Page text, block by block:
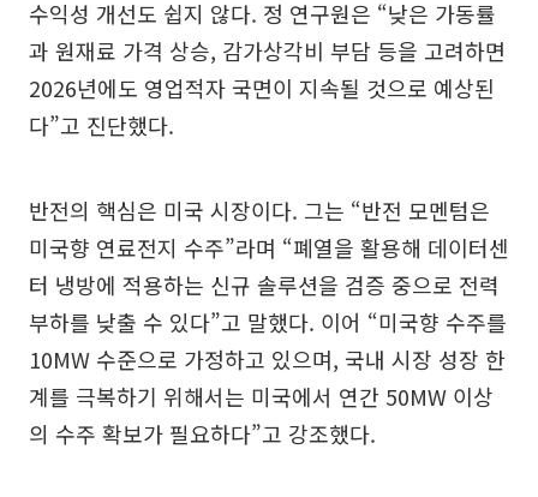
수익성 개선도 쉽지 않다. 정 연구원은 “낮은 가동률
과 원재료 가격 상승, 감가상각비 부담 등을 고려하면
2026년에도 영업적자 국면이 지속될 것으로 예상된
다”고 진단했다.
반전의 핵심은 미국 시장이다. 그는 “반전 모멘텀은
미국향 연료전지 수주”라며 “폐열을 활용해 데이터센
터 냉방에 적용하는 신규 솔루션을 검증 중으로 전력
부하를 낮출 수 있다”고 말했다. 이어 “미국향 수주를
10MW 수준으로 가정하고 있으며, 국내 시장 성장 한
계를 극복하기 위해서는 미국에서 연간 50MW 이상
의 수주 확보가 필요하다”고 강조했다.